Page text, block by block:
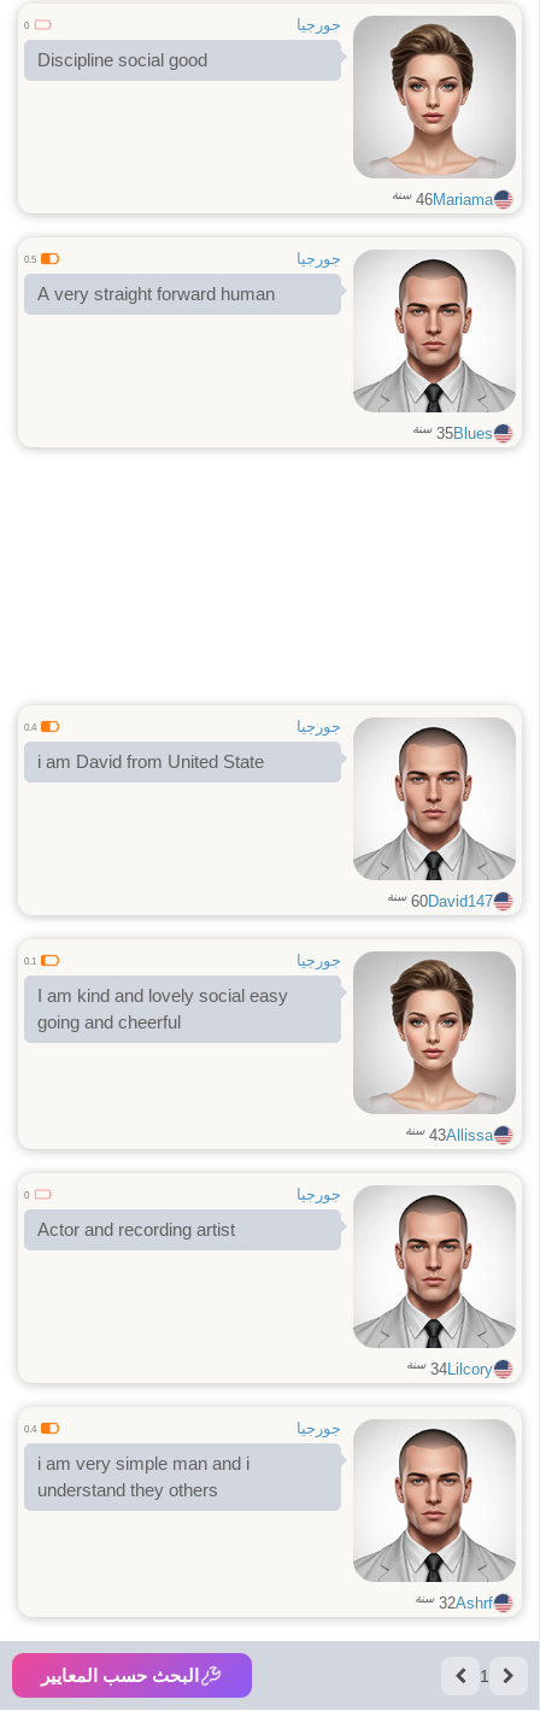
جورجيا 0
Discipline social good
Mariama
46 سنة
جورجيا 0.5
A very straight forward human
Blues
35 سنة
جورجيا 0.4
i am David from United State
David147
60 سنة
جورجيا 0.1
I am kind and lovely social easy
going and cheerful
Allissa
43 سنة
جورجيا 0
Actor and recording artist
Lilcory
34 سنة
جورجيا 0.4
i am very simple man and i
understand they others
Ashrf
32 سنة
1 البحث حسب المعايير